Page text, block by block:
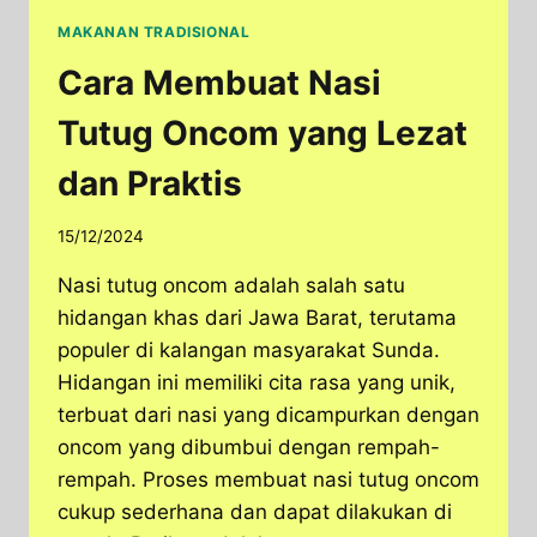
MAKANAN TRADISIONAL
Cara Membuat Nasi
Tutug Oncom yang Lezat
dan Praktis
15/12/2024
Nasi tutug oncom adalah salah satu
hidangan khas dari Jawa Barat, terutama
populer di kalangan masyarakat Sunda.
Hidangan ini memiliki cita rasa yang unik,
terbuat dari nasi yang dicampurkan dengan
oncom yang dibumbui dengan rempah-
rempah. Proses membuat nasi tutug oncom
cukup sederhana dan dapat dilakukan di